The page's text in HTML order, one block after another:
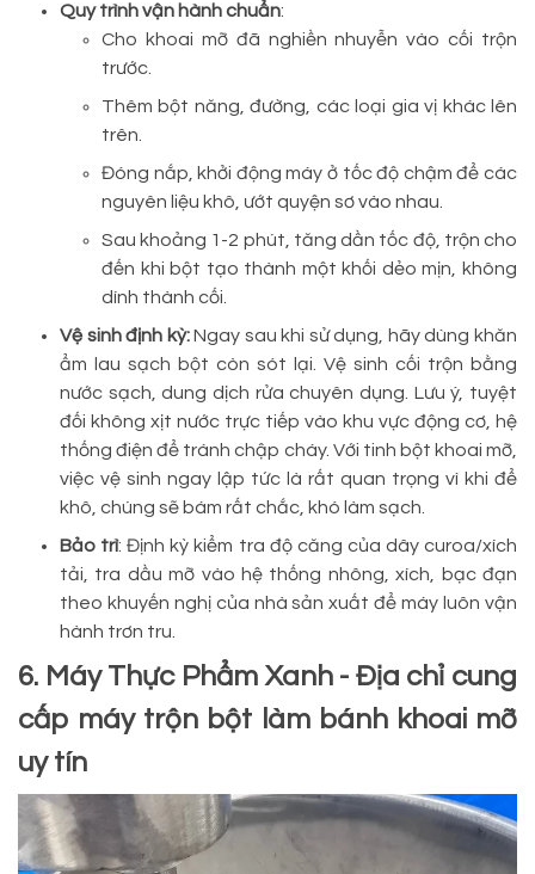
Quy trình vận hành chuẩn:
Cho khoai mỡ đã nghiền nhuyễn vào cối trộn
trước.
Thêm bột năng, đường, các loại gia vị khác lên
trên.
Đóng nắp, khởi động máy ở tốc độ chậm để các
nguyên liệu khô, ướt quyện sơ vào nhau.
Sau khoảng 1-2 phút, tăng dần tốc độ, trộn cho
đến khi bột tạo thành một khối dẻo mịn, không
dính thành cối.
Vệ sinh định kỳ:Ngay sau khi sử dụng, hãy dùng khăn
ẩm lau sạch bột còn sót lại. Vệ sinh cối trộn bằng
nước sạch, dung dịch rửa chuyên dụng. Lưu ý, tuyệt
đối không xịt nước trực tiếp vào khu vực động cơ, hệ
thống điện để tránh chập cháy. Với tinh bột khoai mỡ,
việc vệ sinh ngay lập tức là rất quan trọng vì khi để
khô, chúng sẽ bám rất chắc, khó làm sạch.
Bảo trì: Định kỳ kiểm tra độ căng của dây curoa/xích
tải, tra dầu mỡ vào hệ thống nhông, xích, bạc đạn
theo khuyến nghị của nhà sản xuất để máy luôn vận
hành trơn tru.
6. Máy Thực Phẩm Xanh - Địa chỉ cung
cấp máy trộn bột làm bánh khoai mỡ
uy tín